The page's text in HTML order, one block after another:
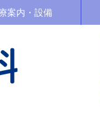
案内・設備